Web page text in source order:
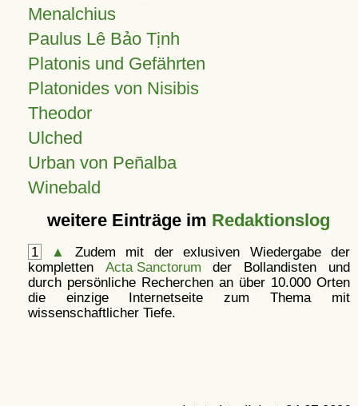
Menalchius
Paulus Lê Bảo Tịnh
Platonis und Gefährten
Platonides von Nisibis
Theodor
Ulched
Urban von Peñalba
Winebald
weitere Einträge im Redaktionslog
1 ▲
Zudem mit der exlusiven Wiedergabe der
kompletten Acta Sanctorum der Bollandisten und
durch persönliche Recherchen an über 10.000 Orten
die einzige Internetseite zum Thema mit
wissenschaftlicher Tiefe.